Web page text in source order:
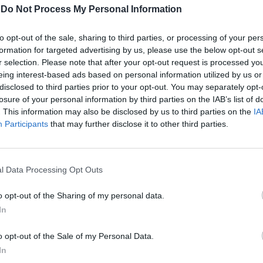
Do Not Process My Personal Information
opt-out of the sale, sharing to third parties, or processing of your
for targeted advertising by us, please use the below opt-out
selection. Please note that after your opt-out request is processed
interest-based ads based on personal information utilized by us
to third parties prior to your opt-out. You may separately
of your personal information by third parties on the IAB’s list of
This information may also be disclosed by us to third parties on the
Participants that may further disclose it to other third parties.
Data Processing Opt Outs
opt-out of the Sharing of my personal data.
opt-out of the Sale of my Personal Data.
capitoline che rischia di esplodere. Nei
a una vera e propria «ghettizzazione» di
scuole, fino a disegnare tante
monoetniche, confermando il fallimento
di integrazione che ha toccato l'apice
poi subito ritirata per il malore dei
etnici nelle scuole primarie. A
precise al ministro Gelmini era stata
linee guida del ministro lasciavano infatti
o meno di «quote». Quote, ricordiamo,
integrazione. Ancora, ieri, è stata
a sollevare il problema delle
alle tematiche inerenti le liste
asili nido - ha sostenuto la Marsilio -
Rudy Giuliani a Come States?
Trump, Meloni e la strategia
americana